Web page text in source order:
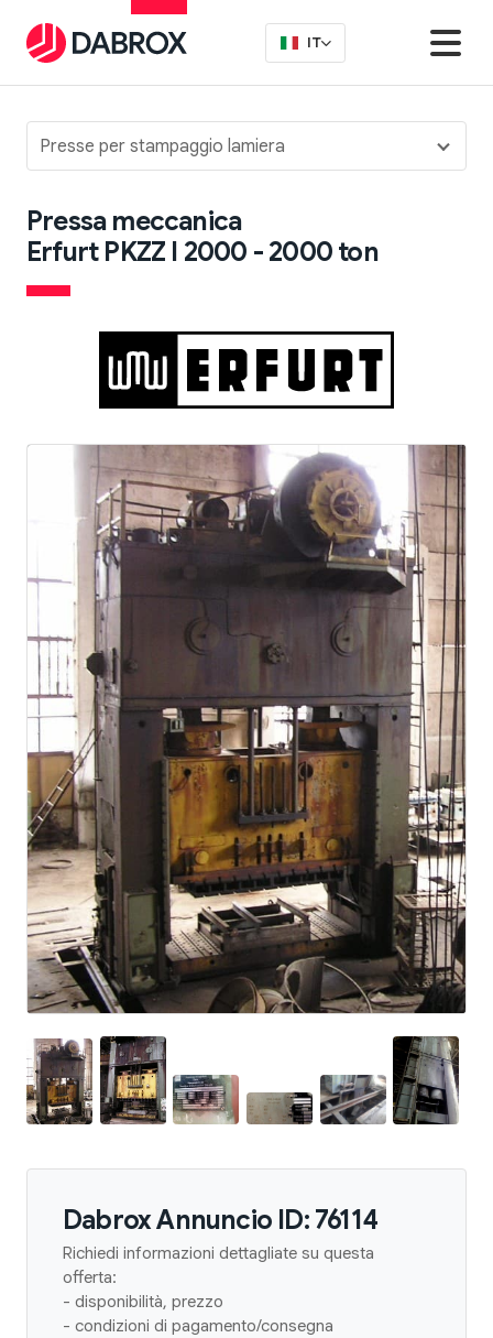
Presse per stampaggio lamiera
Pressa meccanica
Erfurt PKZZ I 2000 - 2000 ton
Dabrox Annuncio ID: 76114
Richiedi informazioni dettagliate su questa
offerta:
- disponibilità, prezzo
- condizioni di pagamento/consegna